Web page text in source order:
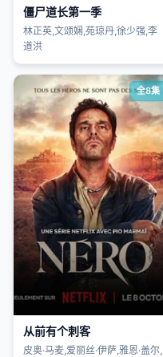
僵尸道长第一季
林正英,文颂娴,苑琼丹,徐少强,李
道洪
全8集
从前有个刺客
皮奥·马麦,爱丽丝·伊萨,雅恩·盖尔,